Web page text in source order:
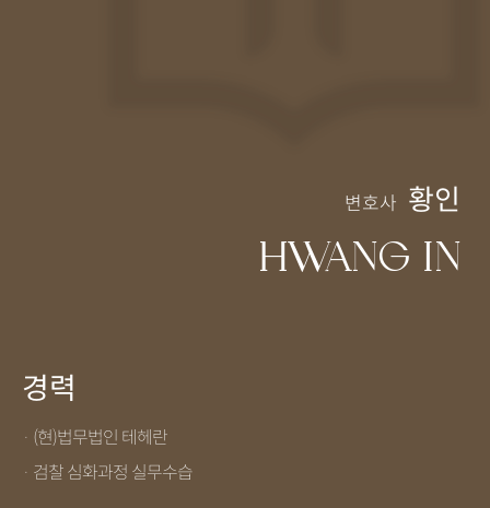
변호사 황인
HWANG IN
경력
· (현)법무법인 테헤란
· 검찰 심화과정 실무수습